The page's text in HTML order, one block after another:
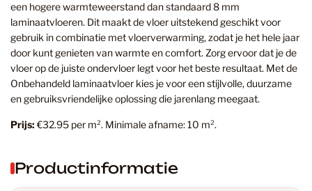
een hogere warmteweerstand dan standaard 8 mm
laminaatvloeren. Dit maakt de vloer uitstekend geschikt voor
gebruik in combinatie met vloerverwarming, zodat je het hele jaar
door kunt genieten van warmte en comfort. Zorg ervoor dat je de
vloer op de juiste ondervloer legt voor het beste resultaat. Met de
Onbehandeld laminaatvloer kies je voor een stijlvolle, duurzame
en gebruiksvriendelijke oplossing die jarenlang meegaat.
Prijs:€32.95 per m². Minimale afname: 10 m².
Productinformatie